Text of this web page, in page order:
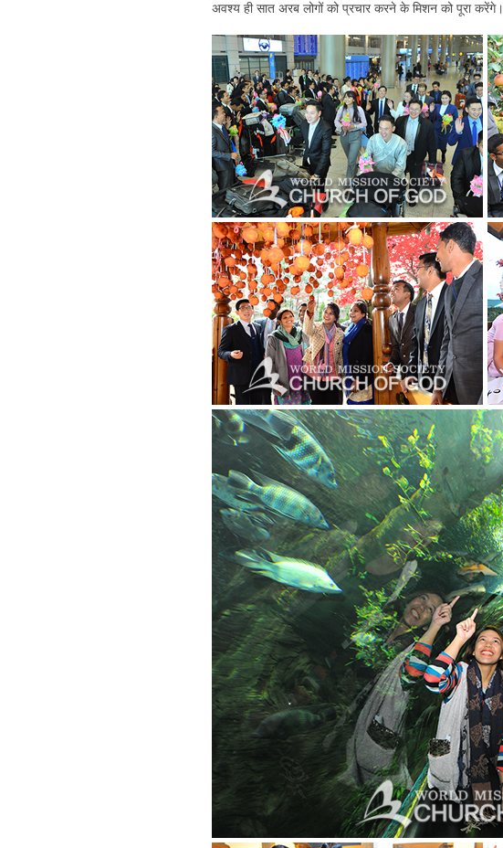
अवश्य ही सात अरब लोगों को प्रचार करने के मिशन को पूरा करेंगे।